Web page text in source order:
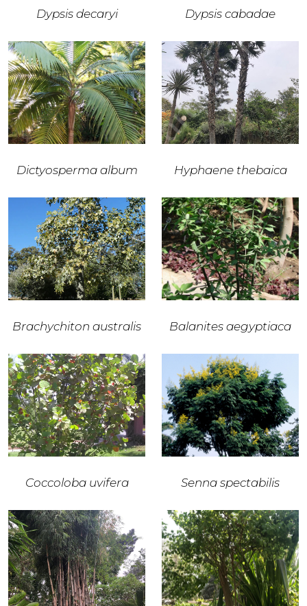
Dypsis decaryi Dypsis cabadae
Dictyosperma album Hyphaene thebaica
Brachychiton australis Balanites aegyptiaca
Coccoloba uvifera Senna spectabilis